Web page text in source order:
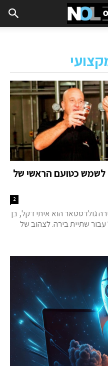
בן 26 נבחר לשמש כטועם הראשי של
2
גולדסטאר הוא איתי דקל, בן
דן, שיקבל 12,000 שקל עבור שתיית בירה. לצהוב של